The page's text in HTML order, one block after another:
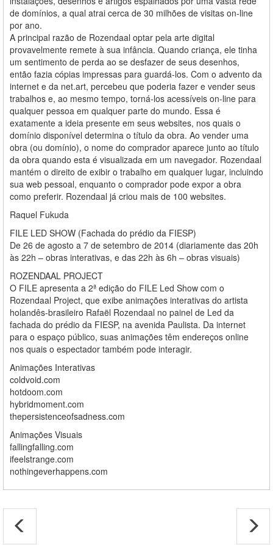
de domínios, a qual atrai cerca de 30 milhões de visitas on-line
por ano.
A principal razão de Rozendaal optar pela arte digital
provavelmente remete à sua infância. Quando criança, ele tinha
um sentimento de perda ao se desfazer de seus desenhos,
então fazia cópias impressas para guardá-los. Com o advento da
internet e da net.art, percebeu que poderia fazer e vender seus
trabalhos e, ao mesmo tempo, torná-los acessíveis on-line para
qualquer pessoa em qualquer parte do mundo. Essa é
exatamente a ideia presente em seus websites, nos quais o
domínio disponível determina o título da obra. Ao vender uma
obra (ou domínio), o nome do comprador aparece junto ao título
da obra quando esta é visualizada em um navegador. Rozendaal
mantém o direito de exibir o trabalho em qualquer lugar, incluindo
sua web pessoal, enquanto o comprador pode expor a obra
como preferir. Rozendaal já criou mais de 100 websites.
Raquel Fukuda
FILE LED SHOW (Fachada do prédio da FIESP)
De 26 de agosto a 7 de setembro de 2014 (diariamente das 20h
às 22h – obras interativas, e das 22h às 6h – obras visuais)
ROZENDAAL PROJECT
O FILE apresenta a 2ª edição do FILE Led Show com o
Rozendaal Project, que exibe animações interativas do artista
holandês-brasileiro Rafaël Rozendaal no painel de Led da
fachada do prédio da FIESP, na avenida Paulista. Da internet
para o espaço público, suas animações têm endereços online
nos quais o espectador também pode interagir.
Animações Interativas
coldvoid.com
hotdoom.com
hybridmoment.com
thepersistenceofsadness.com
Animações Visuais
fallingfalling.com
ifeelstrange.com
nothingeverhappens.com